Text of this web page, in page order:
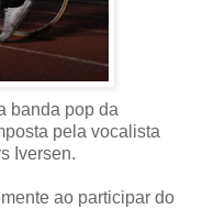
banda pop da
pela vocalista
Iversen.
ao participar do